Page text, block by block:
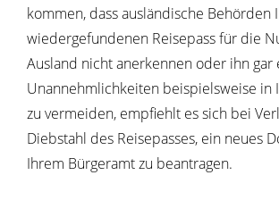
kommen, dass ausländische Behörden
wiedergefundenen Reisepass für die
Ausland nicht anerkennen oder ihn gar
Unannehmlichkeiten beispielsweise in
zu vermeiden, empfiehlt es sich bei
Diebstahl des Reisepasses, ein neues
Ihrem Bürgeramt zu beantragen.